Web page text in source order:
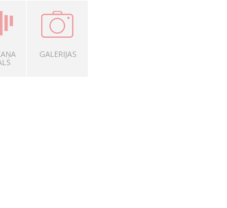
GALERIJAS